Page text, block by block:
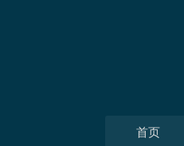
首页